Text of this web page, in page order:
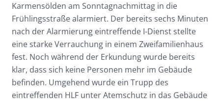
Karmensölden am Sonntagnachmittag in die
Frühlingsstraße alarmiert. Der bereits sechs Minuten
nach der Alarmierung eintreffende I-Dienst stellte
eine starke Verrauchung in einem Zweifamilienhaus
fest. Noch während der Erkundung wurde bereits
klar, dass sich keine Personen mehr im Gebäude
befinden. Umgehend wurde ein Trupp des
eintreffenden HLF unter Atemschutz in das Gebäude